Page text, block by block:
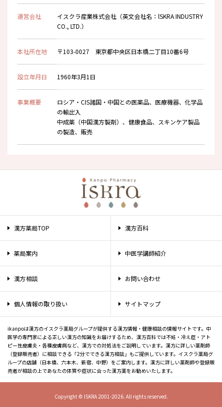
運営会社
イスクラ産業株式会社（英文会社名：lSKRA INDUSTRY
CO., LTD.）
本社所在地 〒103-0027 東京都中央区日本橋二丁目10番6号
設立年月日 1960年3月1日
事業概要
ロシア・CIS諸国・中国との医薬品、医療機器、化学品
の輸出入
中成薬（中国漢方製剤）、健康食品、スキンケア製品
の製造、販売
漢方薬局TOP 漢方百科
薬局案内 中医学講師紹介
漢方相談 お問い合わせ
個人情報の取り扱い サイトマップ
ikanpoは漢方のイスクラ薬局グループが提供する漢方情報・健康相談の情報サイトです。中
医学の専門家による正しい漢方の知識をお届けするため、漢方百科では不妊・冷え症・アト
ピー性皮膚炎・各種皮膚病など、漢方での対処法をご説明しています。漢方に詳しい薬剤師
（登録販売者）に相談できる「2分でできる漢方相談」もご提供しています。イスクラ薬局グ
ループの店舗（日本橋、六本木、新宿、中野）をご案内します。漢方に詳しい薬剤師や登録販
売者が相談の上であなたの体質や症状に合った漢方薬をお勧めいたします。
Copyright © ISKRA 2001-2026. All rights reserved.